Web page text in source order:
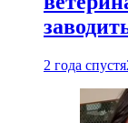
2 года спустя